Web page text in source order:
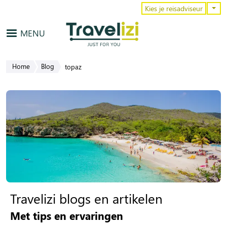
Overslaan en naar de inhoud gaan
MENU
Kies je reisadviseur
Home Blog topaz
Travelizi blogs en artikelen
Met tips en ervaringen